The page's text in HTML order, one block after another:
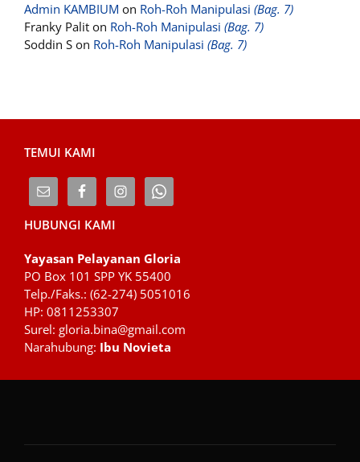
Admin KAMBIUM on Roh-Roh Manipulasi (Bag. 7)
Franky Palit on Roh-Roh Manipulasi (Bag. 7)
Soddin S on Roh-Roh Manipulasi (Bag. 7)
TEMUI KAMI
HUBUNGI KAMI
Yayasan Pelayanan Gloria
PO Box 101 SPP YK 55400
Telp./Faks.: (62-274) 5051016
HP: 0811253307
Surel: gloria.bina@gmail.com
Narahubung: Ibu Novieta